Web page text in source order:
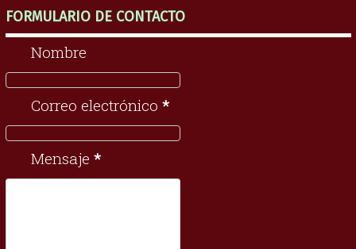
FORMULARIO DE CONTACTO
Nombre
Correo electrónico *
Mensaje *